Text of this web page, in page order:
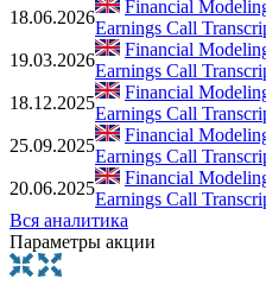
18.06.2026
Financial
Earnings Call
19.03.2026
Financial
Earnings Call
18.12.2025
Financial
Earnings Call
25.09.2025
Financial
Earnings Call
20.06.2025
Financial
Earnings Call
Вся аналитика
Параметры акции